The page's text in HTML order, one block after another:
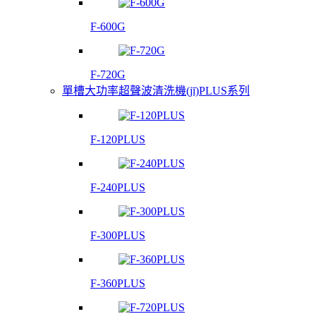
F-600G
F-720G
單槽大功率超聲波清洗機(jī)PLUS系列
F-120PLUS
F-240PLUS
F-300PLUS
F-360PLUS